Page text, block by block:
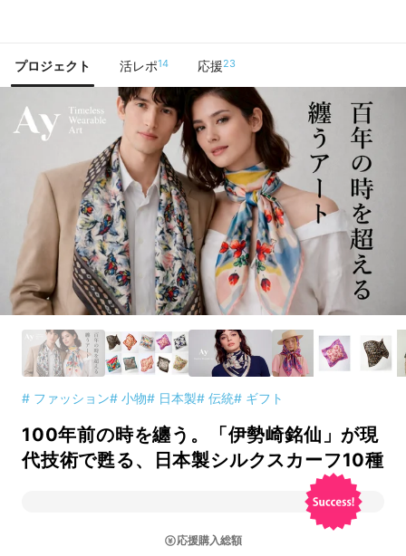
プロジェクト 活レポ14 応援23
# ファッション# 小物# 日本製# 伝統# ギフト
100年前の時を纏う。「伊勢崎銘仙」が現
代技術で甦る、日本製シルクスカーフ10種
応援購入総額